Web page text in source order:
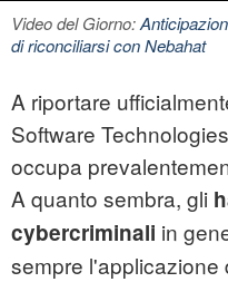
Video del Giorno:
di riconciliarsi con Nebahat
A riportare
Software
occupa
A quanto sembra, gli
cybercriminali in
sempre l'applicazione